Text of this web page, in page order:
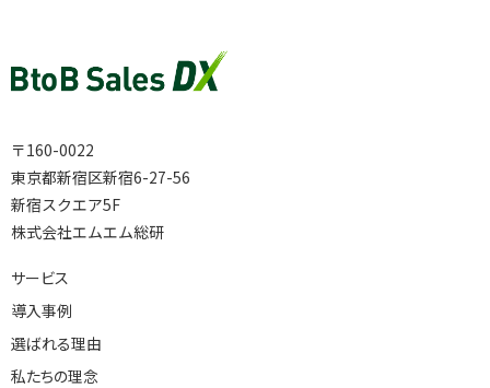
〒160-0022
東京都新宿区新宿6-27-56
新宿スクエア5F
株式会社エムエム総研
サービス
導入事例
選ばれる理由
私たちの理念